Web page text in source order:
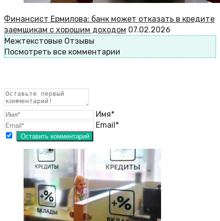
Финансист Ермилова: банк может отказать в кредите
заемщикам с хорошим доходом 07.02.2026
Межтекстовые Отзывы
Посмотреть все комментарии
Имя*
Email*